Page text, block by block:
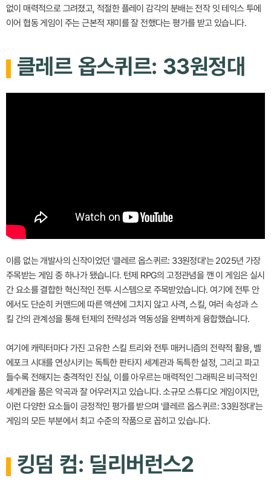
없이 매력적으로 그려졌고, 적절한 플레이 감각의 분배는 전작 잇 테익스 투에
이어 협동 게임이 주는 근본적 재미를 잘 전했다는 평가를 받고 있습니다.
클레르 옵스퀴르: 33원정대
이름 없는 개발사의 신작이었던 '클레르 옵스퀴르: 33원정대'는 2025년 가장
주목받는 게임 중 하나가 됐습니다. 턴제 RPG의 고정관념을 깬 이 게임은 실시
간 요소를 결합한 혁신적인 전투 시스템으로 주목받았습니다. 여기에 전투 안
에서도 단순히 커맨드에 따른 액션에 그치지 않고 사격, 스킬, 여러 속성과 스
킬 간의 관계성을 통해 턴제의 전략성과 역동성을 완벽하게 융합했습니다.
여기에 캐릭터마다 가진 고유한 스킬 트리와 전투 매커니즘의 전략적 활용, 벨
에포크 시대를 연상시키는 독특한 판타지 세계관과 독특한 설정, 그리고 파고
들수록 전해지는 충격적인 진실, 이를 아우르는 매력적인 그래픽은 비극적인
세계관을 품은 악곡과 잘 어우러지고 있습니다. 소규모 스튜디오 게임이지만,
이런 다양한 요소들이 긍정적인 평가를 받으며 '클레르 옵스퀴르: 33원정대'는
게임의 모든 부분에서 최고 수준의 작품으로 꼽히고 있습니다.
킹덤 컴: 딜리버런스2